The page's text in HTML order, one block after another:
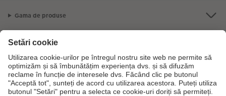
Gama de produse
CEWE Fotolumea